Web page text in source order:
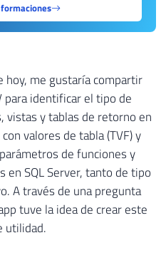
hoy, me gustaría compartir
para identificar el tipo de
vistas y tablas de retorno en
valores de tabla (TVF) y
de funciones y
en SQL Server, tanto de tipo
A través de una pregunta
tuve la idea de crear este
utilidad.